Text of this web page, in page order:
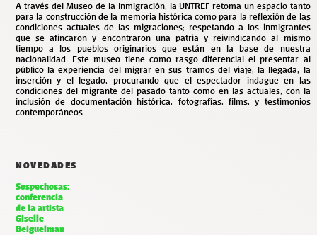
A través del Museo de la Inmigración, la UNTREF retoma un espacio tanto
para la construcción de la memoria histórica como para la reflexión de las
condiciones actuales de las migraciones; respetando a los inmigrantes
que se afincaron y encontraron una patria y reivindicando al mismo
tiempo a los pueblos originarios que están en la base de nuestra
nacionalidad. Este museo tiene como rasgo diferencial el presentar al
público la experiencia del migrar en sus tramos del viaje, la llegada, la
inserción y el legado, procurando que el espectador indague en las
condiciones del migrante del pasado tanto como en las actuales, con la
inclusión de documentación histórica, fotografías, films, y testimonios
contemporáneos.
NOVEDADES
Sospechosas:
conferencia
de la artista
Giselle
Beiguelman